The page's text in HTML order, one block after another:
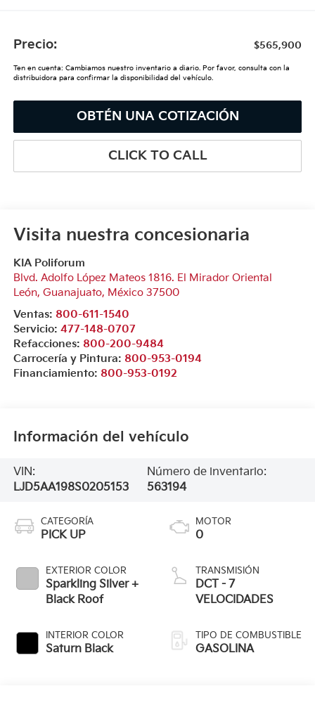
Precio: $565,900
Ten en cuenta: Cambiamos nuestro inventario a diario. Por favor, consulta con la
distribuidora para confirmar la disponibilidad del vehículo.
OBTÉN UNA COTIZACIÓN
CLICK TO CALL
Visita nuestra concesionaria
KIA Poliforum
Blvd. Adolfo López Mateos 1816. El Mirador Oriental
León, Guanajuato, México 37500
Ventas: 800-611-1540
Servicio: 477-148-0707
Refacciones: 800-200-9484
Carrocería y Pintura: 800-953-0194
Financiamiento: 800-953-0192
Información del vehículo
VIN:
LJD5AA198S0205153
Número de inventario:
563194
CATEGORÍA
PICK UP
EXTERIOR COLOR
Sparkling Silver +
Black Roof
INTERIOR COLOR
Saturn Black
MOTOR
0
TRANSMISIÓN
DCT - 7
VELOCIDADES
TIPO DE COMBUSTIBLE
GASOLINA